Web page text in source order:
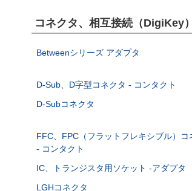
コネクタ、相互接続（DigiKey
Betweenシリーズ アダプタ
D-Sub、D字型コネクタ - コンタクト
D-Subコネクタ
FFC、FPC（フラットフレキシブル）コ
- コンタクト
IC、トランジスタ用ソケット -アダプタ
LGHコネクタ